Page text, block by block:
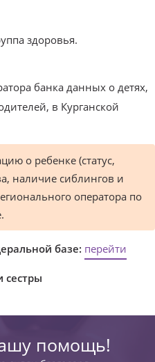
здоровья.
банка данных о детях,
в Курганской
о ребенке (статус,
наличие сиблингов и
оператора по
базе: перейти
сестры
помощь!